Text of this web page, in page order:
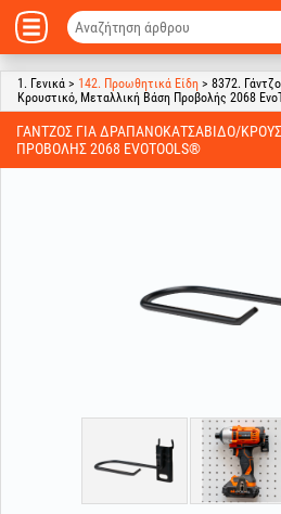
1. Γενικά > 142. Προωθητικά Είδη > 8372.
Κρουστικό, Μεταλλική Βάση Προβολής 2068
ΓΆΝΤΖΟΣ ΓΙΑ ΔΡΑΠΑΝΟΚΑΤΣΆΒΙΔΟ/
ΠΡΟΒΟΛΉΣ 2068 EVOTOOLS®